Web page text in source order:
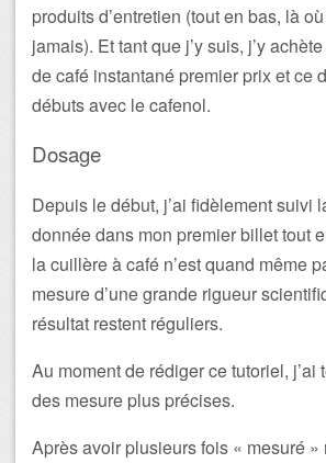
produits d’entretien (tout en bas, là
jamais). Et tant que j’y suis, j’y
de café instantané premier prix et ce
débuts avec le cafenol.
Dosage
Depuis le début, j’ai fidèlement suivi
donnée dans mon premier billet tout
la cuillère à café n’est quand même
mesure d’une grande rigueur
résultat restent réguliers.
Au moment de rédiger ce tutoriel, j’ai
des mesure plus précises.
Après avoir plusieurs fois « mesuré